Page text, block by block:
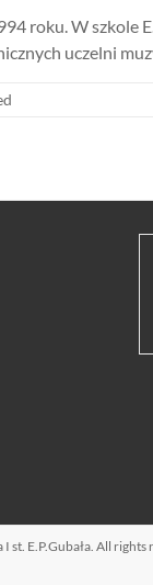
roku. W szkole
uczelni
st. E.P.Gubała. All rights